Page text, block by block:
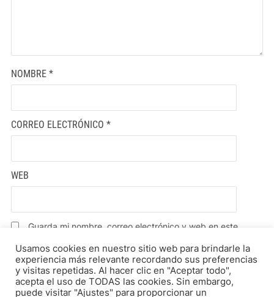
NOMBRE *
CORREO ELECTRÓNICO *
WEB
Guarda mi nombre, correo electrónico y web en este
Usamos cookies en nuestro sitio web para brindarle la
experiencia más relevante recordando sus preferencias
y visitas repetidas. Al hacer clic en "Aceptar todo",
acepta el uso de TODAS las cookies. Sin embargo,
puede visitar "Ajustes" para proporcionar un